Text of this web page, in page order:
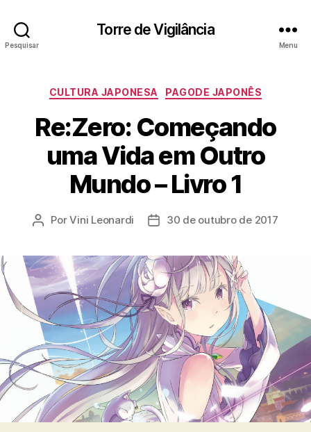
Pesquisar
Torre de Vigilância
Menu
Categorias
CULTURA JAPONESA PAGODE JAPONÊS
Re:Zero: Começando
uma Vida em Outro
Mundo – Livro 1
Autor
PorVini Leonardi
Data30 de outubro de 2017